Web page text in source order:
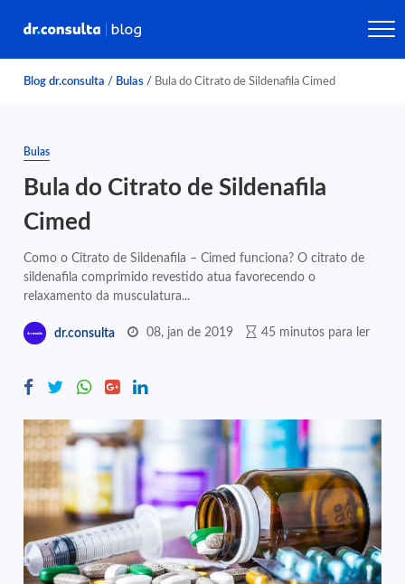
Blog dr.consulta / Bulas / Bula do Citrato de Sildenafila Cimed
Bulas
Bula do Citrato de Sildenafila
Cimed
Como o Citrato de Sildenafila – Cimed funciona? O citrato de
sildenafila comprimido revestido atua favorecendo o
relaxamento da musculatura...
dr.consulta 08, jan de 2019 45 minutos para ler